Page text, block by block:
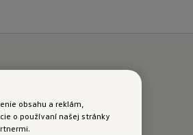
obsahu a reklám,
o používaní našej stránky